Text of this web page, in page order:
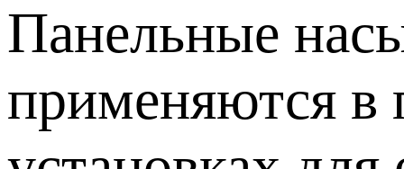
Панельные
применяются в